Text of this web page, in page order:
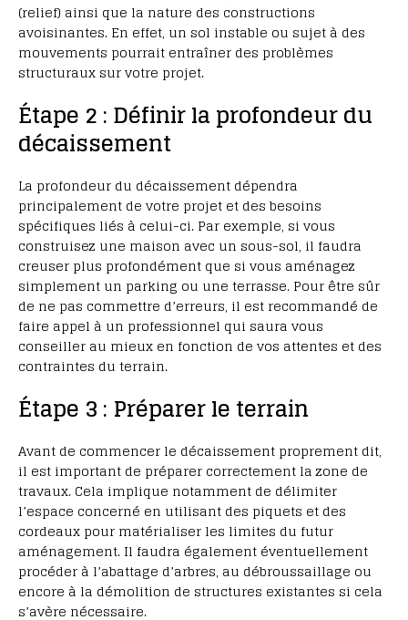
(relief) ainsi que la nature des constructions
avoisinantes. En effet, un sol instable ou sujet à des
mouvements pourrait entraîner des problèmes
structuraux sur votre projet.
Étape 2 : Définir la profondeur du
décaissement
La profondeur du décaissement dépendra
principalement de votre projet et des besoins
spécifiques liés à celui-ci. Par exemple, si vous
construisez une maison avec un sous-sol, il faudra
creuser plus profondément que si vous aménagez
simplement un parking ou une terrasse. Pour être sûr
de ne pas commettre d’erreurs, il est recommandé de
faire appel à un professionnel qui saura vous
conseiller au mieux en fonction de vos attentes et des
contraintes du terrain.
Étape 3 : Préparer le terrain
Avant de commencer le décaissement proprement dit,
il est important de préparer correctement la zone de
travaux. Cela implique notamment de délimiter
l’espace concerné en utilisant des piquets et des
cordeaux pour matérialiser les limites du futur
aménagement. Il faudra également éventuellement
procéder à l’abattage d’arbres, au débroussaillage ou
encore à la démolition de structures existantes si cela
s’avère nécessaire.